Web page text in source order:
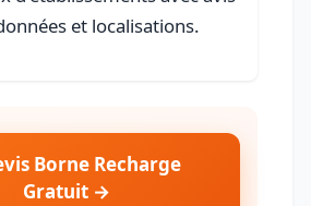
et localisations.
Borne Recharge
Gratuit →